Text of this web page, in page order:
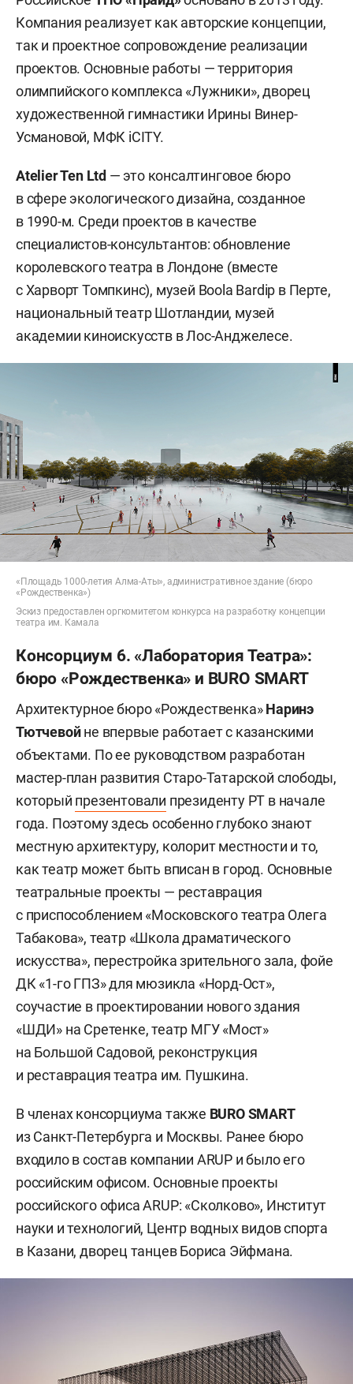
Компания реализует как авторские концепции,
так и проектное сопровождение реализации
проектов. Основные работы — территория
олимпийского комплекса «Лужники», дворец
художественной гимнастики Ирины Винер-
Усмановой, МФК iCITY.
Atelier Ten Ltd — это консалтинговое бюро
в сфере экологического дизайна, созданное
в 1990-м. Среди проектов в качестве
специалистов-консультантов: обновление
королевского театра в Лондоне (вместе
с Харворт Томпкинс), музей Boola Bardip в Перте,
национальный театр Шотландии, музей
академии киноискусств в Лос-Анджелесе.
«Площадь 1000-летия Алма-Аты», административное здание (бюро
«Рождественка»)
Эскиз предоставлен оргкомитетом конкурса на разработку концепции
театра им. Камала
Консорциум 6. «Лаборатория Театра»:
бюро «Рождественка» и BURO SMART
Архитектурное бюро «Рождественка»Наринэ
Тютчевойне впервые работает с казанскими
объектами. По ее руководством разработан
мастер-план развития Старо-Татарской слободы,
который презентовали президенту РТ в начале
года. Поэтому здесь особенно глубоко знают
местную архитектуру, колорит местности и то,
как театр может быть вписан в город. Основные
театральные проекты — реставрация
с приспособлением «Московского театра Олега
Табакова», театр «Школа драматического
искусства», перестройка зрительного зала, фойе
ДК «1-го ГПЗ» для мюзикла «Норд-Ост»,
соучастие в проектировании нового здания
«ШДИ» на Сретенке, театр МГУ «Мост»
на Большой Садовой, реконструкция
и реставрация театра им. Пушкина.
В членах консорциума также BURO SMART
из Санкт-Петербурга и Москвы. Ранее бюро
входило в состав компании ARUP и было его
российским офисом. Основные проекты
российского офиса ARUP: «Сколково», Институт
науки и технологий, Центр водных видов спорта
в Казани, дворец танцев Бориса Эйфмана.